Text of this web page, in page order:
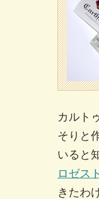
カルト
そりと
いると
ロゼスト
きたわ